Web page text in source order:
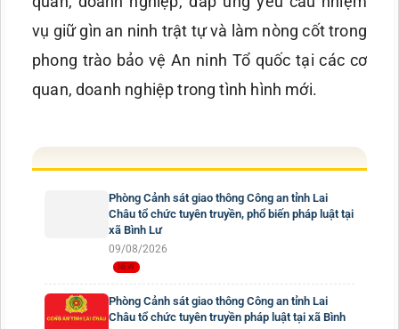
vụ giữ gìn an ninh trật tự và làm nòng cốt trong
phong trào bảo vệ An ninh Tổ quốc tại các cơ
quan, doanh nghiệp trong tình hình mới.
Phòng Cảnh sát giao thông Công an tỉnh Lai
Châu tổ chức tuyên truyền, phổ biến pháp luật tại
xã Bình Lư
09/08/2026
Phòng Cảnh sát giao thông Công an tỉnh Lai
Châu tổ chức tuyên truyền pháp luật tại xã Bình